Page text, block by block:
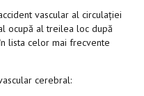
vascular al circulației
ocupă al treilea loc după
lista celor mai frecvente
cerebral: